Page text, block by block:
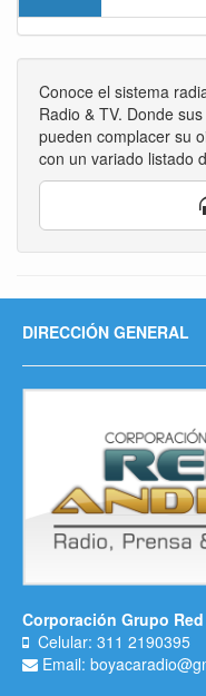
Conoce el sistema
Radio & TV. Donde
pueden complacer su
con un variado listado
DIRECCIÓN GENERAL
Corporación Grupo
Celular: 311 2190395
Email: